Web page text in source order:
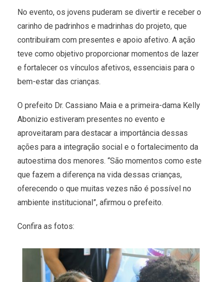
No evento, os jovens puderam se divertir e receber o
carinho de padrinhos e madrinhas do projeto, que
contribuíram com presentes e apoio afetivo. A ação
teve como objetivo proporcionar momentos de lazer
e fortalecer os vínculos afetivos, essenciais para o
bem-estar das crianças.
O prefeito Dr. Cassiano Maia e a primeira-dama Kelly
Abonizio estiveram presentes no evento e
aproveitaram para destacar a importância dessas
ações para a integração social e o fortalecimento da
autoestima dos menores. “São momentos como este
que fazem a diferença na vida dessas crianças,
oferecendo o que muitas vezes não é possível no
ambiente institucional”, afirmou o prefeito.
Confira as fotos: